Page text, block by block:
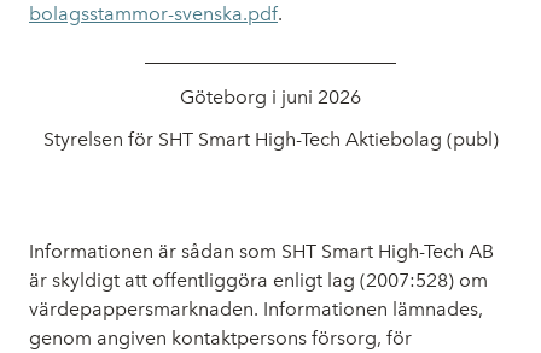
bolagsstammor-svenska.pdf.
Göteborg i juni 2026
Styrelsen för SHT Smart High-Tech Aktiebolag (publ)
Informationen är sådan som SHT Smart High-Tech AB
är skyldigt att offentliggöra enligt lag (2007:528) om
värdepappersmarknaden. Informationen lämnades,
genom angiven kontaktpersons försorg, för